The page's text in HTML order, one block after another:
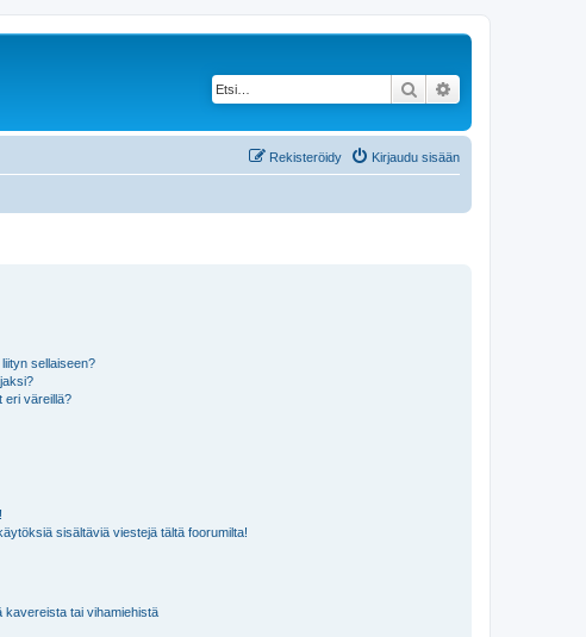
Etsi
Kirjaudu sisään
Rekisteröidy
sellaiseen?
eri väreillä?
sisältäviä viestejä tältä foorumilta!
kavereista tai vihamiehistä